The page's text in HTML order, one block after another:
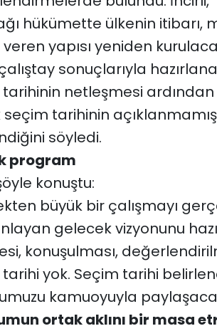
hükümette ülkenin itibarı,
yapısı yeniden
sonuçlarıyla
netleşmesi ardından
tarihinin
söyledi.
program
konuştu:
büyük bir çalışmayı
gelecek vizyonunu
konuşulması,
yok. Seçim tarihi
kamuoyuyla
ortak aklını bir masa